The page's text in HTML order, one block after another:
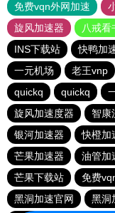
免费vqn外网加速
旋风加速器
八戒看
INS下载站
快鸭加
一元机场
老王vnp
quickq
quickq
旋风加速度器
智康
银河加速器
快橙加
芒果加速器
油管加
芒果下载站
免费
黑洞加速官网
黑洞